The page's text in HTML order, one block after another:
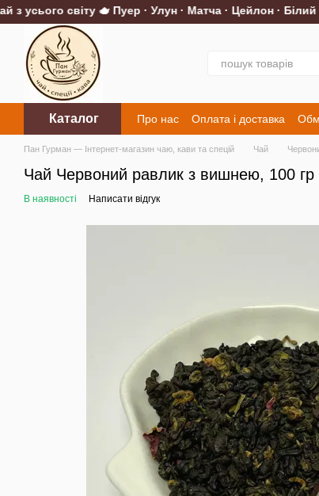
Перейти до основного контенту
світу 🫖 Пуер · Улун · Матча · Цейлон · Білий ·
Каталог Про нас Оплата і доставка
Контакти
Пан Гурман — Інтернет-магазин чаю, кави та спецій Чай
Чай Червоний равлик з вишнею, 100 гр
В наявності Написати відгук